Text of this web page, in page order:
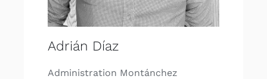
Adrián Díaz
Administration Montánchez